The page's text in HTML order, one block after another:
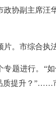
协副主席
。市综合执
题进行。
提升？